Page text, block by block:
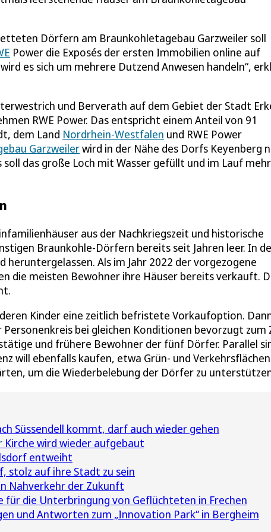
Dörfern am Braunkohletagebau Garzweiler soll
Power die Exposés der ersten Immobilien online auf
es sich um mehrere Dutzend Anwesen handeln“,
und Berverath auf dem Gebiet der Stadt
RWE Power. Das entspricht einem Anteil von 91
dem Land Nordrhein-Westfalen und RWE Power
Garzweilerwird in der Nähe des Dorfs Keyenberg
das große Loch mit Wasser gefüllt und im Lauf
aus der Nachkriegszeit und historische
Braunkohle-Dörfern bereits seit Jahren leer. In
heruntergelassen. Als im Jahr 2022 der vorgezogene
die meisten Bewohner ihre Häuser bereits verkauft.
Kinder eine zeitlich befristete Vorkaufoption.
bei gleichen Konditionen bevorzugt zum
und frühere Bewohner der fünf Dörfer. Parallel
will ebenfalls kaufen, etwa Grün- und
um die Wiederbelebung der Dörfer zu
Süssendell kommt, darf auch wieder gehen
Kirche wird wieder aufgebaut
entweiht
stolz auf ihre Stadt zu sein
Nahverkehr der Zukunft
für die Unterbringung von Geflüchteten in Frechen
und Antworten zum „Innovation Park“ in Bergheim